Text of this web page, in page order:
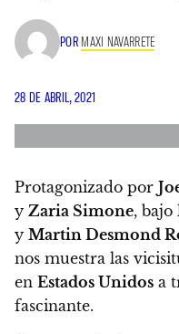
POR MAXI NAVARRETE
28 DE ABRIL, 2021
Protagonizado por
y Zaria Simone, bajo
y Martin Desmond
nos muestra las
en Estados Unidos a
fascinante.